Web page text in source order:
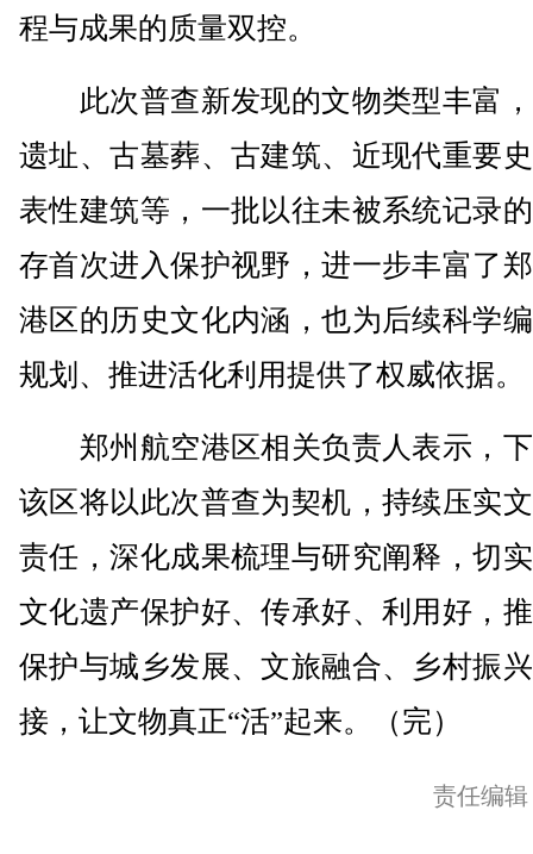
程与成果的质量双控。
此次普查新发现的文物类型丰富
遗址、古墓葬、古建筑、近现代重要
表性建筑等，一批以往未被系统记录
存首次进入保护视野，进一步丰富了
港区的历史文化内涵，也为后续科学
规划、推进活化利用提供了权威依据。
郑州航空港区相关负责人表示，
该区将以此次普查为契机，持续压实
责任，深化成果梳理与研究阐释，切
文化遗产保护好、传承好、利用好，
保护与城乡发展、文旅融合、乡村振
接，让文物真正“活”起来。（完）
责任编